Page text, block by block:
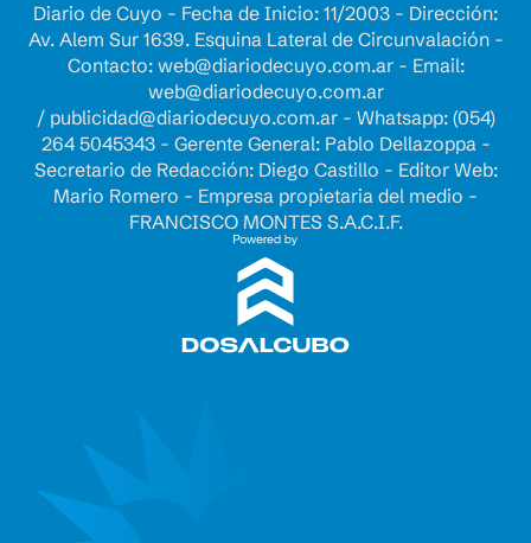
Diario de Cuyo - Fecha de Inicio: 11/2003 - Dirección:
Av. Alem Sur 1639. Esquina Lateral de Circunvalación -
Contacto: web@diariodecuyo.com.ar- Email:
web@diariodecuyo.com.ar
/ publicidad@diariodecuyo.com.ar- Whatsapp: (054)
264 5045343 - Gerente General: Pablo Dellazoppa -
Secretario de Redacción: Diego Castillo - Editor Web:
Mario Romero - Empresa propietaria del medio -
FRANCISCO MONTES S.A.C.I.F.